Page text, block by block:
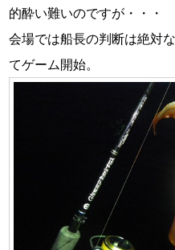
的酔い難いのですが・・・
会場では船長の判断は絶対
てゲーム開始。